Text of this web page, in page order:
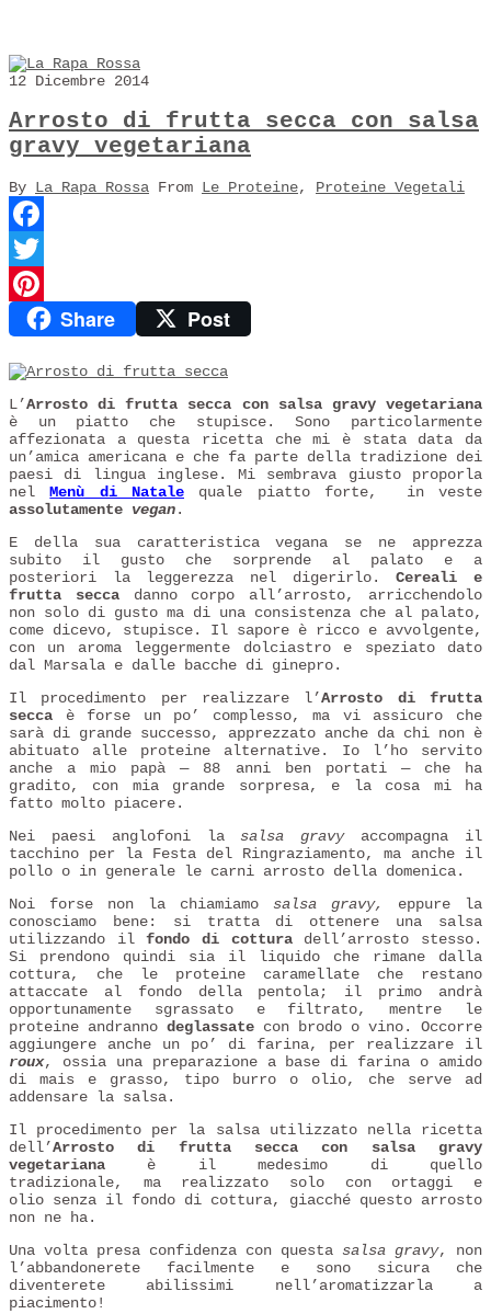
12 Dicembre 2014
Arrosto di frutta secca con salsa
gravy vegetariana
By La Rapa Rossa From Le Proteine, Proteine Vegetali
Facebook
Twitter
PinterestShare Post
L’Arrosto di frutta secca con salsa gravy vegetariana
è un piatto che stupisce. Sono particolarmente
affezionata a questa ricetta che mi è stata data da
un’amica americana e che fa parte della tradizione dei
paesi di lingua inglese. Mi sembrava giusto proporla
nelMenù di Natale quale piatto forte, in veste
assolutamente vegan.
E della sua caratteristica vegana se ne apprezza
subito il gusto che sorprende al palato e a
posteriori la leggerezza nel digerirlo.Cereali e
frutta seccadanno corpo all’arrosto, arricchendolo
non solo di gusto ma di una consistenza che al palato,
come dicevo, stupisce. Il sapore è ricco e avvolgente,
con un aroma leggermente dolciastro e speziato dato
dal Marsala e dalle bacche di ginepro.
Il procedimento per realizzare l’Arrosto di frutta
secca è forse un po’ complesso, ma vi assicuro che
sarà di grande successo, apprezzato anche da chi non è
abituato alle proteine alternative. Io l’ho servito
anche a mio papà — 88 anni ben portati — che ha
gradito, con mia grande sorpresa, e la cosa mi ha
fatto molto piacere.
Nei paesi anglofoni lasalsa gravyaccompagna il
tacchino per la Festa del Ringraziamento, ma anche il
pollo o in generale le carni arrosto della domenica.
Noi forse non la chiamiamo salsa gravy,
eppure la
conosciamo bene: si tratta di ottenere una salsa
utilizzando ilfondo di cotturadell’arrosto stesso.
Si prendono quindi sia il liquido che rimane dalla
cottura, che le proteine caramellate che restano
attaccate al fondo della pentola; il primo andrà
opportunamente sgrassato e filtrato, mentre le
proteine andranno deglassate con brodo o vino. Occorre
aggiungere anche un po’ di farina, per realizzare il
roux, ossia una preparazione a base di farina o amido
di mais e grasso, tipo burro o olio, che serve ad
addensare la salsa.
Il procedimento per la salsa utilizzato nella ricetta
dell’Arrosto di frutta secca con salsa gravy
vegetariana è il medesimo di quello
tradizionale, ma realizzato solo con ortaggi e
olio senza il fondo di cottura, giacché questo arrosto
non ne ha.
Una volta presa confidenza con questa salsa gravy, non
l’abbandonerete facilmente e sono sicura che
diventerete abilissimi nell’aromatizzarla a
piacimento!